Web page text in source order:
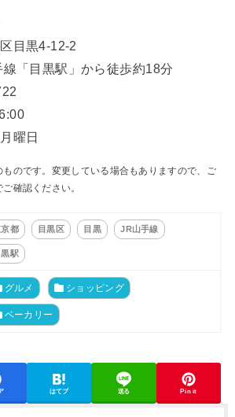
目黒4-12-2
「目黒駅」から徒歩約18分
曜日
のです。変更している場合もありますので、ご
確認ください。
都 目黒区 目黒 JR山手線
黒駅
グルメ ショッピング
ベーカリー
はてブ 送る Pin it